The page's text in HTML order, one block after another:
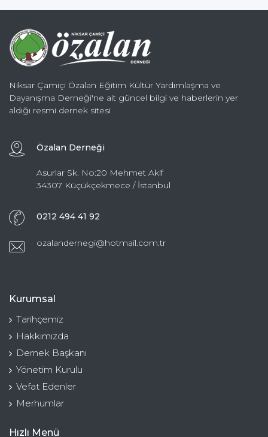
Niksar Çamiçi Özalan Eğitim Kültür Yardımlaşma ve
Dayanışma Derneği'ne ait güncel bilgi ve haberlerin yer
aldığı resmi dernek sitesi
Özalan Derneği
Asurlar Sk. No:20 Mehmet Akif
34307 Küçükçekmece / İstanbul
0212 494 41 92
ozalandernegi@hotmail.com.tr
Kurumsal
Tarihçemiz
Hakkımızda
Dernek Başkanı
Yönetim Kurulu
Vefat Edenler
Merhumlar
Hızlı Menü